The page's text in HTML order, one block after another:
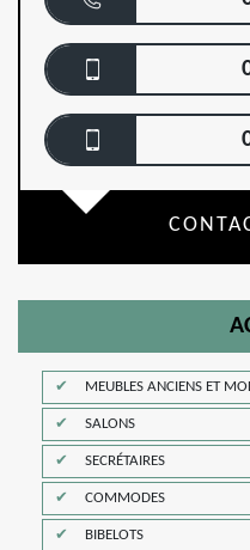
MEUBLES ANCIENS ET
SALONS
SECRÉTAIRES
COMMODES
BIBELOTS